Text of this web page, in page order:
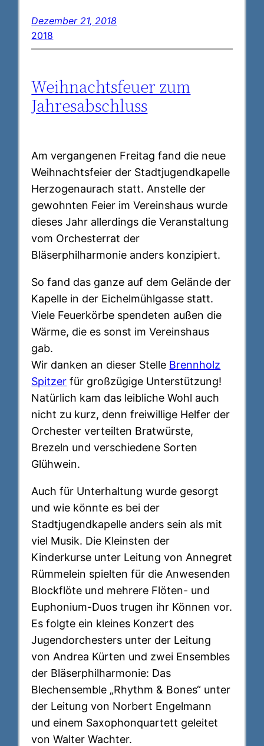
Dezember 21, 2018
2018
Weihnachtsfeuer zum
Jahresabschluss
Am vergangenen Freitag fand die neue
Weihnachtsfeier der Stadtjugendkapelle
Herzogenaurach statt. Anstelle der
gewohnten Feier im Vereinshaus wurde
dieses Jahr allerdings die Veranstaltung
vom Orchesterrat der
Bläserphilharmonie anders konzipiert.
So fand das ganze auf dem Gelände der
Kapelle in der Eichelmühlgasse statt.
Viele Feuerkörbe spendeten außen die
Wärme, die es sonst im Vereinshaus
gab.
Wir danken an dieser Stelle Brennholz
Spitzer für großzügige Unterstützung!
Natürlich kam das leibliche Wohl auch
nicht zu kurz, denn freiwillige Helfer der
Orchester verteilten Bratwürste,
Brezeln und verschiedene Sorten
Glühwein.
Auch für Unterhaltung wurde gesorgt
und wie könnte es bei der
Stadtjugendkapelle anders sein als mit
viel Musik. Die Kleinsten der
Kinderkurse unter Leitung von Annegret
Rümmelein spielten für die Anwesenden
Blockflöte und mehrere Flöten- und
Euphonium-Duos trugen ihr Können vor.
Es folgte ein kleines Konzert des
Jugendorchesters unter der Leitung
von Andrea Kürten und zwei Ensembles
der Bläserphilharmonie: Das
Blechensemble „Rhythm & Bones“ unter
der Leitung von Norbert Engelmann
und einem Saxophonquartett geleitet
von Walter Wachter.